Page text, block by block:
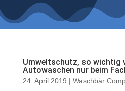
Umweltschutz, so wichtig
Autowaschen nur beim
24. April 2019 | Waschbär